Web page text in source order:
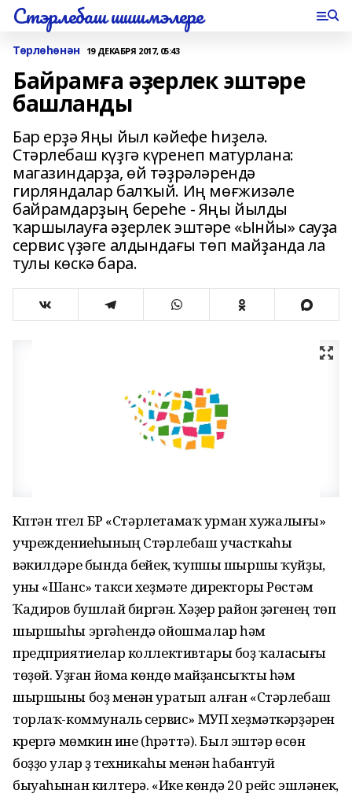
Стэрлебаш шишмэлере
Төрлөһөнән 19 ДЕКАБРЯ 2017, 05:43
Байрамға әҙерлек эштәре
башланды
Бар ерҙә Яңы йыл кәйефе һиҙелә.
Стәрлебаш күҙгә күренеп матурлана:
магазиндарҙа, өй тәҙрәләрендә
гирляндалар балҡый. Иң мөғжизәле
байрамдарҙың береһе - Яңы йылды
ҡаршылауға әҙерлек эштәре «Ынйы» сауҙа
сервис үҙәге алдындағы төп майҙанда ла
тулы көскә бара.
Күптән түгел БР «Стәрлетамаҡ урман хужалығы»
учреждениеһының Стәрлебаш участкаһы
вәкилдәре бында бейек, ҡупшы шыршы ҡуйҙы,
уны «Шанс» такси хеҙмәте директоры Рөстәм
Ҡадиров бушлай биргән. Хәҙер район үҙәгенең төп
шыршыһы эргәһендә ойошмалар һәм
предприятиелар коллективтары боҙ ҡаласығы
төҙөй. Уҙған йома көндө майҙансыҡты һәм
шыршыны боҙ менән уратып алған «Стәрлебаш
торлаҡ-коммуналь сервис» МУП хеҙмәткәрҙәрен
күрергә мөмкин ине (һүрәттә). Был эштәр өсөн
боҙҙо улар үҙ техникаһы менән һабантуй
быуаһынан килтерә. «Ике көндә 20 рейс эшләнек,